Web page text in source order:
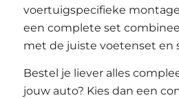
voertuigspecifieke
een complete set
met de juiste voetenset en
Bestel je liever alles
jouw auto? Kies dan een